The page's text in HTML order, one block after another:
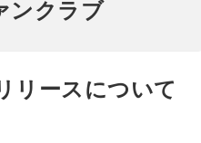
リースについて